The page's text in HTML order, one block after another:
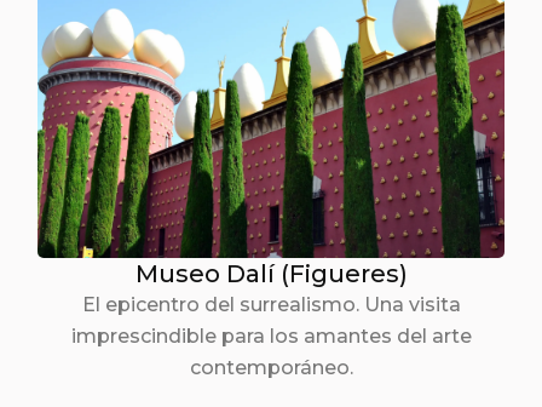
Museo Dalí (Figueres)
El epicentro del surrealismo. Una visita
imprescindible para los amantes del arte
contemporáneo.